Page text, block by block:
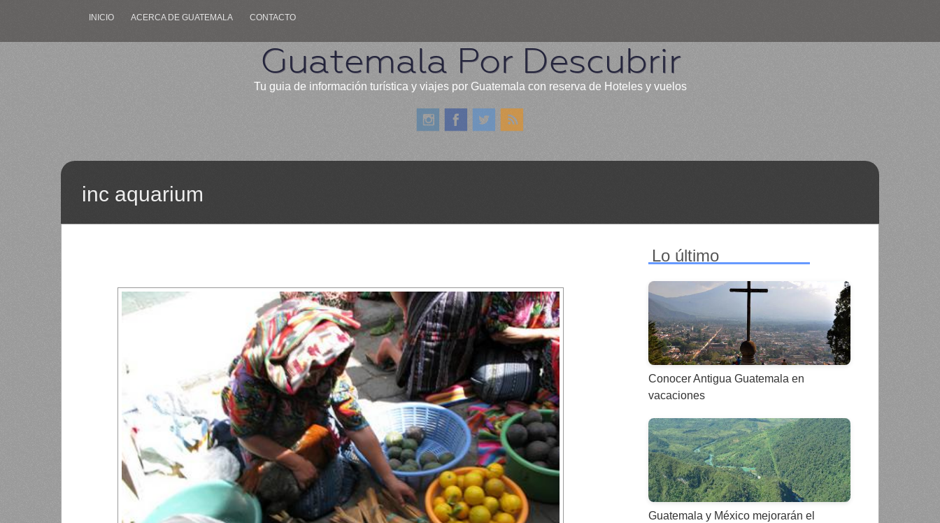
INICIO ACERCA DE GUATEMALA CONTACTO
Guatemala Por Descubrir
Tu guia de información turística y viajes por Guatemala con reserva de Hoteles y vuelos
inc aquarium
Lo último
Conocer Antigua Guatemala en
vacaciones
Guatemala y México mejorarán el